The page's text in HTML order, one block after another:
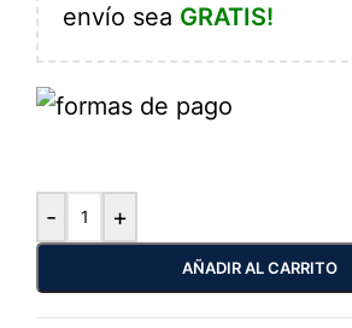
envío sea GRATIS!
- +
AÑADIR AL CARRITO